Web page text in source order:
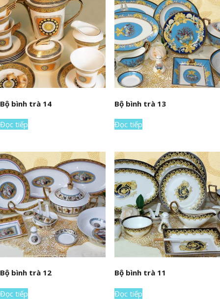
Bộ bình trà 14
Đọc tiếp
Bộ bình trà 13
Đọc tiếp
Bộ bình trà 12
Đọc tiếp
Bộ bình trà 11
Đọc tiếp